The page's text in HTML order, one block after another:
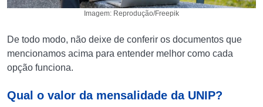
Imagem: Reprodução/Freepik
De todo modo, não deixe de conferir os documentos que
mencionamos acima para entender melhor como cada
opção funciona.
Qual o valor da mensalidade da UNIP?